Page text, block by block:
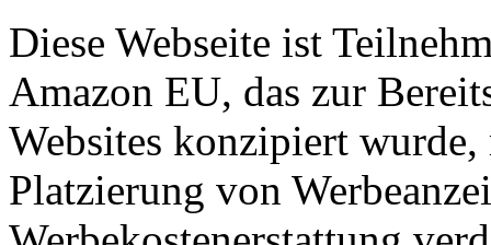
Diese Webseite ist
Amazon EU, das zur
Websites konzipiert
Platzierung von